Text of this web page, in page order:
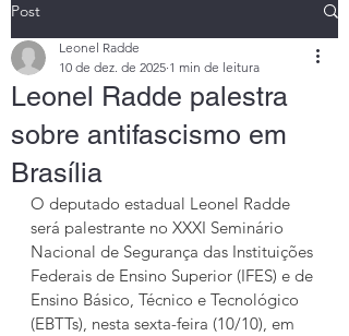
Post
Leonel Radde palestra
sobre antifascismo em
Brasília
Leonel Radde
10 de dez. de 2025 1 min de leitura
O deputado estadual Leonel Radde
será palestrante no XXXI Seminário
Nacional de Segurança das Instituições
Federais de Ensino Superior (IFES) e de
Ensino Básico, Técnico e Tecnológico
(EBTTs), nesta sexta-feira (10/10), em